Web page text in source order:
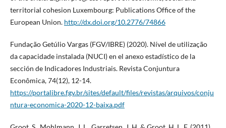
territorial cohesion Luxembourg: Publications Office of the
European Union. http://dx.doi.org/10.2776/74866
Fundação Getúlio Vargas (FGV/IBRE) (2020). Nível de utilização
da capacidade instalada (NUCI) en el anexo estadístico de la
sección de Indicadores Industriais. Revista Conjuntura
Econômica, 74(12), 12-14.
https://portalibre.fgv.br/sites/default/files/revistas/arquivos/conju
ntura-economica-2020-12-baixa.pdf